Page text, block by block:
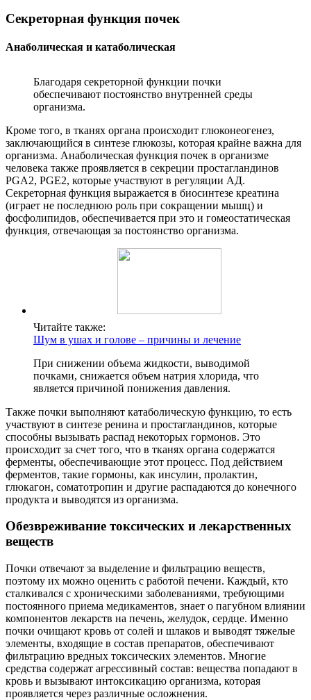
Секреторная функция почек
Анаболическая и катаболическая
Благодаря секреторной функции почки
обеспечивают постоянство внутренней среды
организма.
Кроме того, в тканях органа происходит глюконеогенез,
заключающийся в синтезе глюкозы, которая крайне важна для
организма. Анаболическая функция почек в организме
человека также проявляется в секреции простагландинов
PGA2, PGE2, которые участвуют в регуляции АД.
Секреторная функция выражается в биосинтезе креатина
(играет не последнюю роль при сокращении мышц) и
фосфолипидов, обеспечивается при это и гомеостатическая
функция, отвечающая за постоянство организма.
Читайте также:
Шум в ушах и голове – причины и лечение
При снижении объема жидкости, выводимой
почками, снижается объем натрия хлорида, что
является причиной понижения давления.
Также почки выполняют катаболическую функцию, то есть
участвуют в синтезе ренина и простагландинов, которые
способны вызывать распад некоторых гормонов. Это
происходит за счет того, что в тканях органа содержатся
ферменты, обеспечивающие этот процесс. Под действием
ферментов, такие гормоны, как инсулин, пролактин,
глюкагон, соматотропин и другие распадаются до конечного
продукта и выводятся из организма.
Обезвреживание токсических и лекарственных
веществ
Почки отвечают за выделение и фильтрацию веществ,
поэтому их можно оценить с работой печени. Каждый, кто
сталкивался с хроническими заболеваниями, требующими
постоянного приема медикаментов, знает о пагубном влиянии
компонентов лекарств на печень, желудок, сердце. Именно
почки очищают кровь от солей и шлаков и выводят тяжелые
элементы, входящие в состав препаратов, обеспечивают
фильтрацию вредных токсических элементов. Многие
средства содержат агрессивный состав: вещества попадают в
кровь и вызывают интоксикацию организма, которая
проявляется через различные осложнения.